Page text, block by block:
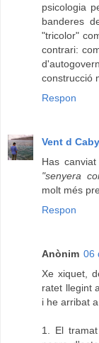
psicologia
banderes
"tricolor"
contrari:
construcció
Respon
Vent d
Has
"senyera
molt més
Respon
Anònim 06
Xe xiquet,
ratet llegint
i he arribat
1. El